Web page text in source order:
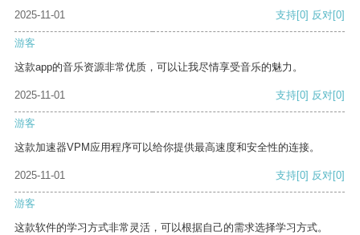
2025-11-01
支持[0] 反对[0]
游客
这款app的音乐资源非常优质，可以让我尽情享受音乐的魅力。
2025-11-01 支持[0] 反对[0]
游客
这款加速器VPM应用程序可以给你提供最高速度和安全性的连接。
2025-11-01 支持[0] 反对[0]
游客
这款软件的学习方式非常灵活，可以根据自己的需求选择学习方式。